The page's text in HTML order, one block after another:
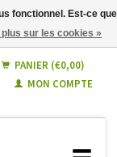
Français
PANIER (€0,00)
MON COMPTE
fonctionnel. Est-ce que
plus sur les cookies »